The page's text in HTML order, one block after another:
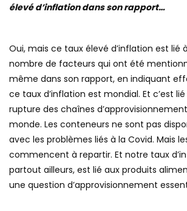
élevé d’inflation dans son rapport…
Oui, mais ce taux élevé d’inflation est lié
nombre de facteurs qui ont été
même dans son rapport, en indiquant
ce taux d’inflation est mondial. Et c’est
rupture des chaînes
monde. Les conteneurs ne sont pas
avec les problèmes liés à la Covid. Mais
commencent à repartir. Et notre taux
partout ailleurs, est lié aux produits
une question d’approvisionnement